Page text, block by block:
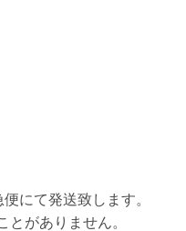
にて発送致します。
がありません。